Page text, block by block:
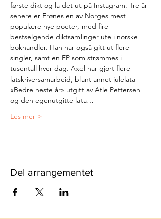
første dikt og la det ut på Instagram. Tre år
senere er Frønes en av Norges mest
populære nye poeter, med fire
bestselgende diktsamlinger ute i norske
bokhandler. Han har også gitt ut flere
singler, samt en EP som strømmes i
tusentall hver dag. Axel har gjort flere
låtskriversamarbeid, blant annet julelåta
«Bedre neste år» utgitt av Atle Pettersen
og den egenutgitte låta…
Les mer >
Del arrangementet